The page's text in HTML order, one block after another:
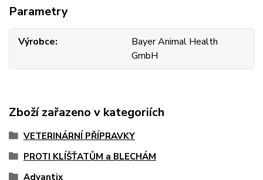
Parametry
Výrobce
Bayer Animal Health
GmbH
Zboží zařazeno v kategoriích
VETERINÁRNÍ PŘÍPRAVKY
PROTI KLÍŠŤATŮM a BLECHÁM
Advantix